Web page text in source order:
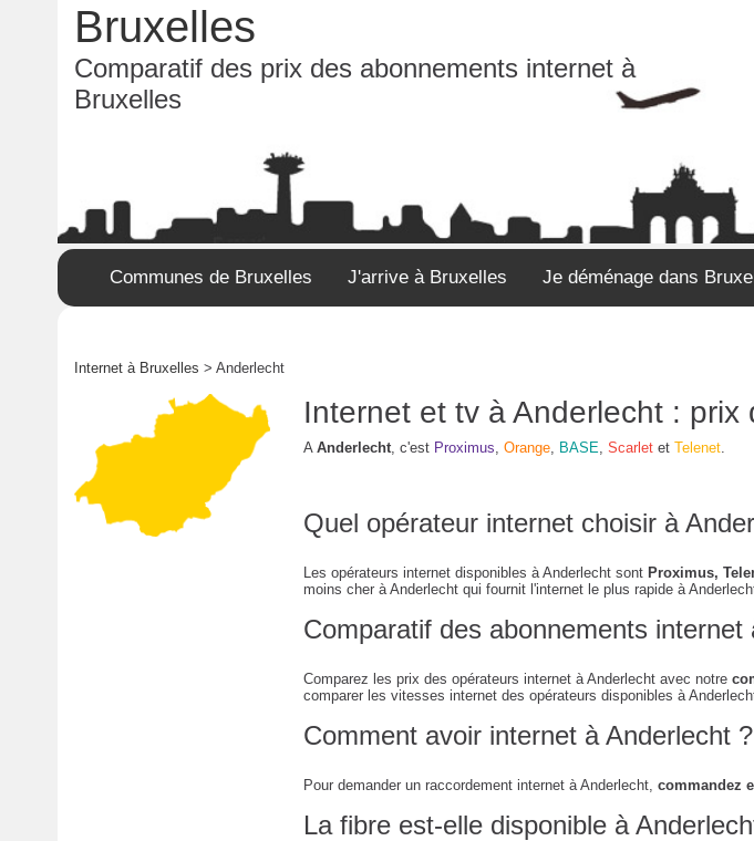
Bruxelles
Comparatif des prix des abonnements internet à
Bruxelles
Communes de Bruxelles J'arrive à Bruxelles Je déménage dans
Internet à Bruxelles > Anderlecht
Internet et tv à Anderlecht : prix
A Anderlecht, c'est Proximus, Orange, BASE, Scarletet Telenet.
Quel opérateur internet choisir à
Les opérateurs internet disponibles à Anderlecht sont Proximus,
moins cher à Anderlecht qui fournit l'internet le plus rapide à
Comparatif des abonnements internet
Comparez les prix des opérateurs internet à Anderlecht avec notre
comparer les vitesses internet des opérateurs disponibles à
Comment avoir internet à Anderlecht ?
Pour demander un raccordement internet à Anderlecht, commandez
La fibre est-elle disponible à